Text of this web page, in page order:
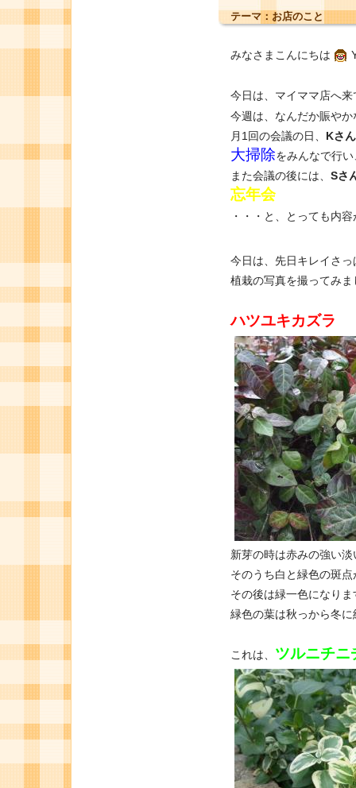
テーマ： お店のこと
みなさまこんにちは
今日は、マイママ店へ来
今週は、なんだか賑や
月1回の会議の日、 Kさん
大掃除をみんなで行い
また会議の後には、 Sさ
忘年会
・・・と、とっても内
今日は、先日キレイさ
植栽の写真を撮ってみま
ハツユキカズラ
新芽の時は赤みの強い
そのうち白と緑色の斑
その後は緑一色になりま
緑色の葉は秋っから冬
これは、 ツルニチニ